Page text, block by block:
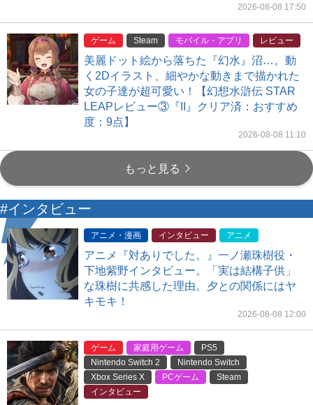
2026-08-08 17:50
ゲーム Steam モバイル・アプリ レビュー
美麗ドット絵から落ちた『幻水』沼…。動
く2Dイラスト、細やかな動きまで描かれた
女の子達が超可愛い！【幻想水滸伝 STAR
LEAPレビュー③『II』クリア済：おすすめ
度：9点】
2026-08-08 11:10
もっと見る
#インタビュー
アニメ・漫画 インタビュー アニメ
アニメ『対ありでした。』一ノ瀬珠樹役・
下地紫野インタビュー。「実は結構子供」
な珠樹に共感した理由。夕との関係にはヤ
キモキ！
2026-08-08 12:00
ゲーム 家庭用ゲーム
PS5
Nintendo Switch 2
Nintendo Switch
Xbox Series X
PCゲーム
Steam
インタビュー